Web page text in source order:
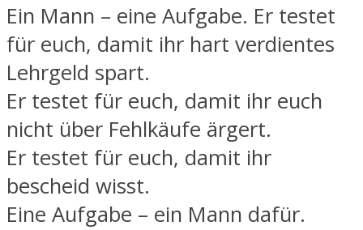
Ein Mann – eine Aufgabe. Er testet
für euch, damit ihr hart verdientes
Lehrgeld spart.
Er testet für euch, damit ihr euch
nicht über Fehlkäufe ärgert.
Er testet für euch, damit ihr
bescheid wisst.
Eine Aufgabe – ein Mann dafür.